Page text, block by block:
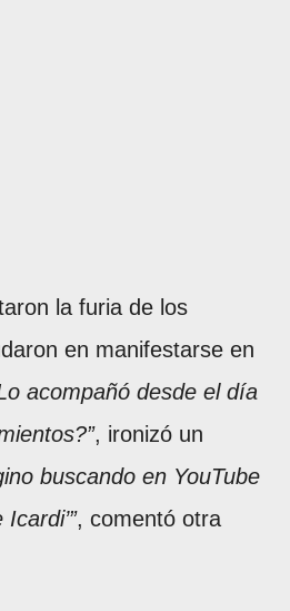
la furia de los
en manifestarse en
acompañó desde el día
, ironizó un
buscando en YouTube
, comentó otra